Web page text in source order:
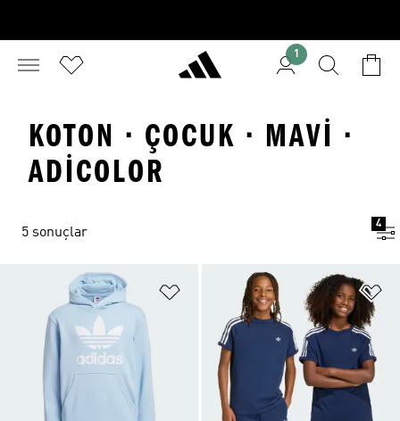
1
KOTON · ÇOCUK · MAVI ·
ADICOLOR
5 sonuçlar
4
Favori Listesine Ekle